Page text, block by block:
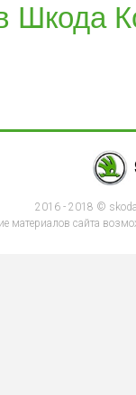
Шкода
2016 - 2018 ©
материалов сайта